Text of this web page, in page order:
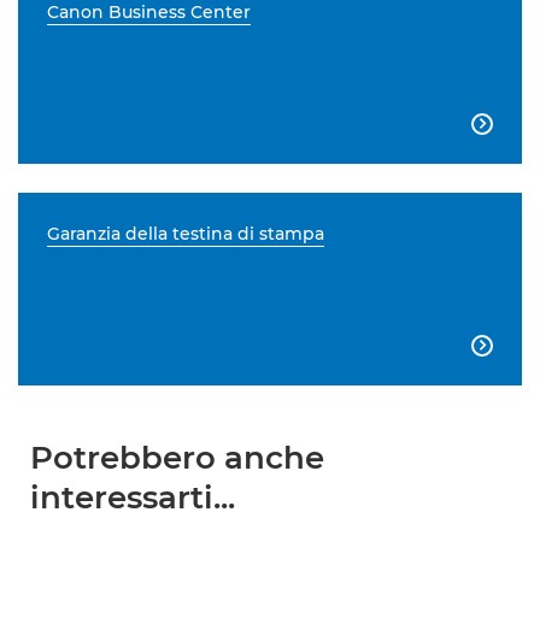
Canon Business Center

Garanzia della testina di stampa

Potrebbero anche
interessarti...